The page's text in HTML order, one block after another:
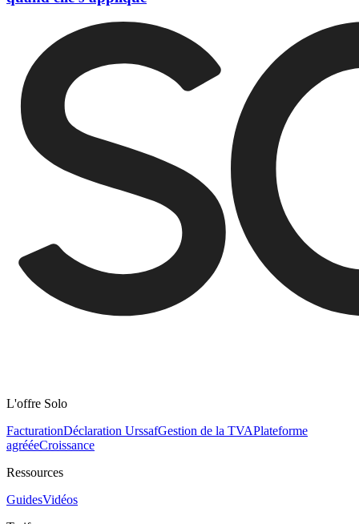
L'offre Solo
FacturationDéclaration UrssafGestion de la TVAPlateforme
agrééeCroissance
Ressources
GuidesVidéos